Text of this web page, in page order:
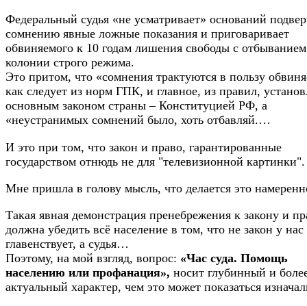
Федеральный судья «не усматривает» оснований
сомнению явные ложные показания и приговаривает
обвиняемого к 10 годам лишения свободы с
колонии строго режима.
Это притом, что «сомнения трактуются в пользу
как следует из норм ГПК, и главное, из правил,
основным законом страны – Конституцией РФ, а
«неустранимых сомнений было, хоть отбавляй.…
И это при том, что закон и право, гарантированные
государством отнюдь не для "телевизионной картинки".
Мне пришла в голову мысль, что делается это
Такая явная демонстрация пренебрежения к закону и
должна убедить всё население в том, что не закон у нас
главенствует, а судья…
Поэтому, на мой взгляд, вопрос: «Час суда. Помощь
населению или профанация», носит глубинный и
актуальный характер, чем это может показаться